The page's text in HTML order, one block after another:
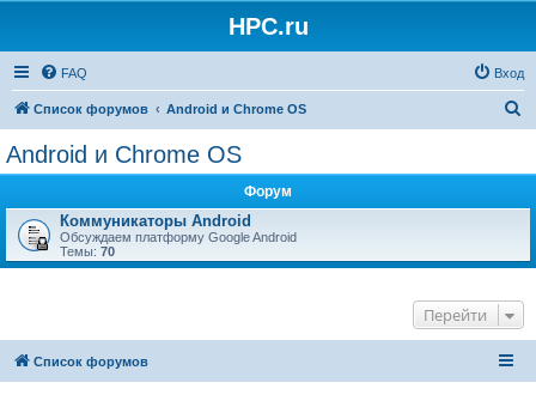
HPC.ru
FAQ Вход
Список форумов Android и Chrome OS
Android и Chrome OS
Форум
Коммуникаторы Android
Обсуждаем платформу Google Android
Темы: 70
Перейти
Список форумов